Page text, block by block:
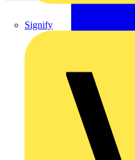
Signify